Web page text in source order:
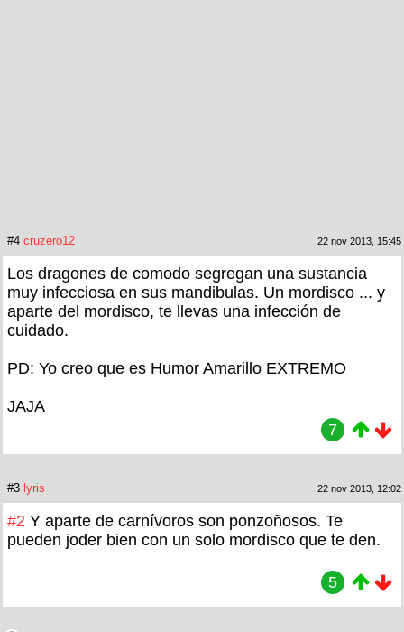
#4 cruzero12 22 nov 2013, 15:45
Los dragones de comodo segregan una sustancia
muy infecciosa en sus mandibulas. Un mordisco ... y
aparte del mordisco, te llevas una infección de
cuidado.
PD: Yo creo que es Humor Amarillo EXTREMO
JAJA
7
#3 lyris 22 nov 2013, 12:02
#2 Y aparte de carnívoros son ponzoñosos. Te
pueden joder bien con un solo mordisco que te den.
5